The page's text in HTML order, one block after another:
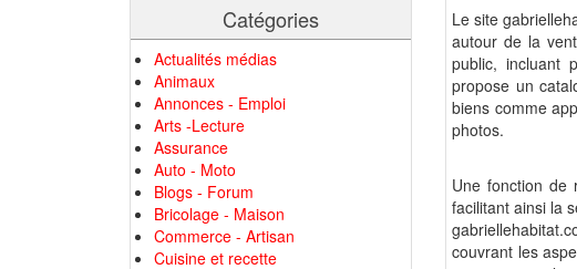
Catégories
Actualités médias
Animaux
Annonces - Emploi
Arts -Lecture
Assurance
Auto - Moto
Blogs - Forum
Bricolage - Maison
Commerce - Artisan
Cuisine et recette
Le site
autour de la
public, incluant
propose un
biens comme
photos.
Une fonction de
facilitant ainsi la
couvrant les